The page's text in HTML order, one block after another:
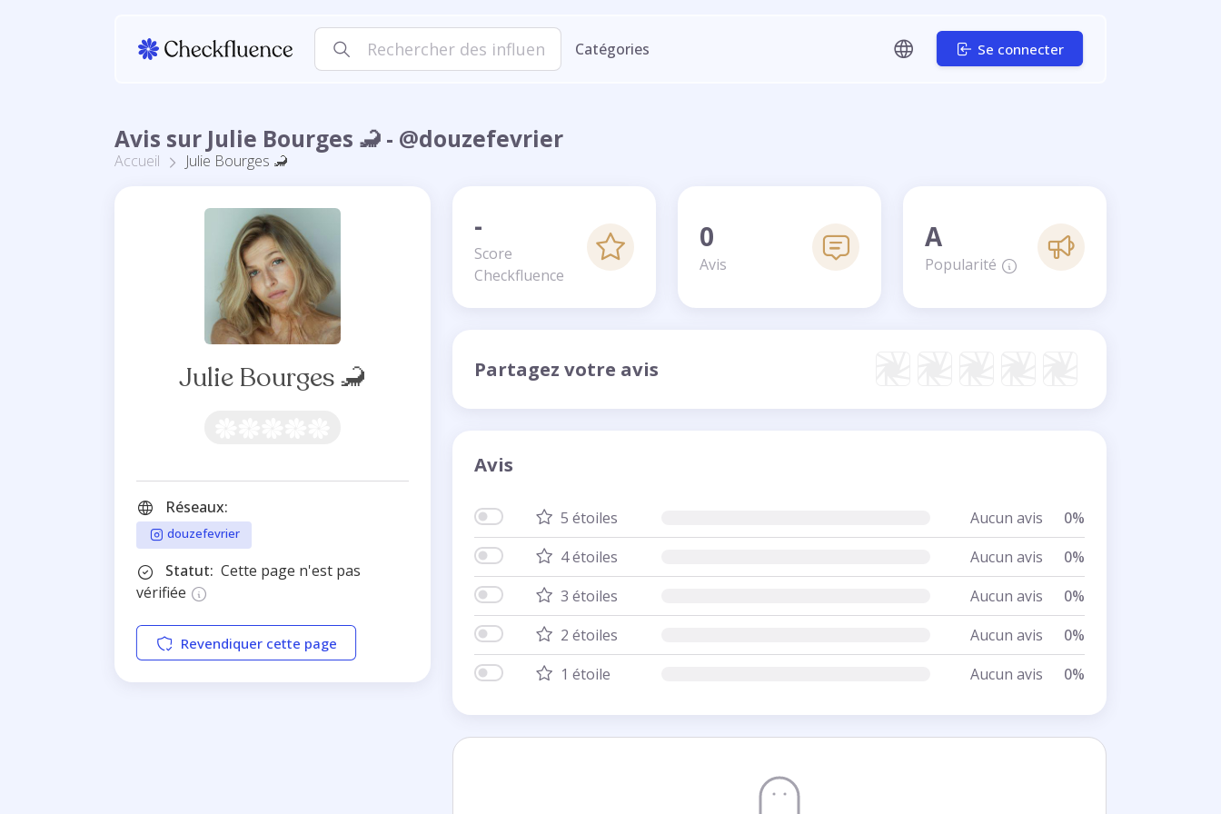
Catégories Se connecter
Avis sur Julie Bourges 🦂 - @douzefevrier
Accueil Julie Bourges 🦂
Julie Bourges 🦂
Réseaux:
douzefevrier
Statut: Cette page n'est pas
vérifiée
Revendiquer cette page
-
Score
Checkfluence
0
Avis
A
Popularité
Partagez votre avis
Avis
5 étoiles Aucun avis
0%
4 étoiles
Aucun avis
0%
3 étoiles
Aucun avis
0%
2 étoiles
Aucun avis
0%
1 étoile
Aucun avis 0%